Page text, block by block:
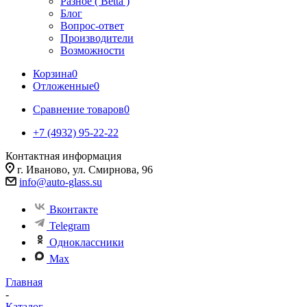
Блог
Вопрос-ответ
Производители
Возможности
Корзина0
Отложенные0
Сравнение товаров0
+7 (4932) 95-22-22
Контактная информация
г. Иваново, ул. Смирнова, 96
info@auto-glass.su
Вконтакте
Telegram
Одноклассники
Max
Главная
-